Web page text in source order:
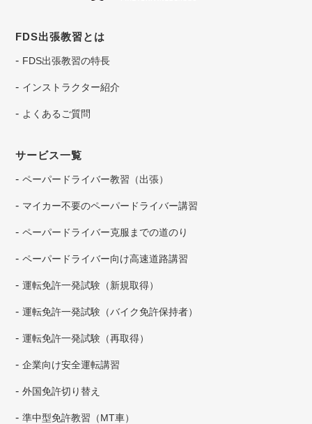
FDS出張教習とは
FDS出張教習の特長
インストラクター紹介
よくあるご質問
サービス一覧
ペーパードライバー教習（出張）
マイカー不要のペーパードライバー講習
ペーパードライバー克服までの道のり
ペーパードライバー向け高速道路講習
運転免許一発試験（新規取得）
運転免許一発試験（バイク免許保持者）
運転免許一発試験（再取得）
企業向け安全運転講習
外国免許切り替え
準中型免許教習（MT車）